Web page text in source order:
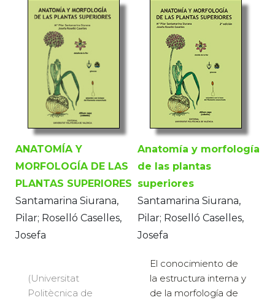
ANATOMÍA Y
MORFOLOGÍA DE LAS
PLANTAS SUPERIORES
Santamarina Siurana,
Pilar; Roselló Caselles,
Josefa
(Universitat
Politècnica de
Anatomía y morfología
de las plantas
superiores
Santamarina Siurana,
Pilar; Roselló Caselles,
Josefa
El conocimiento de
la estructura interna y
de la morfología de